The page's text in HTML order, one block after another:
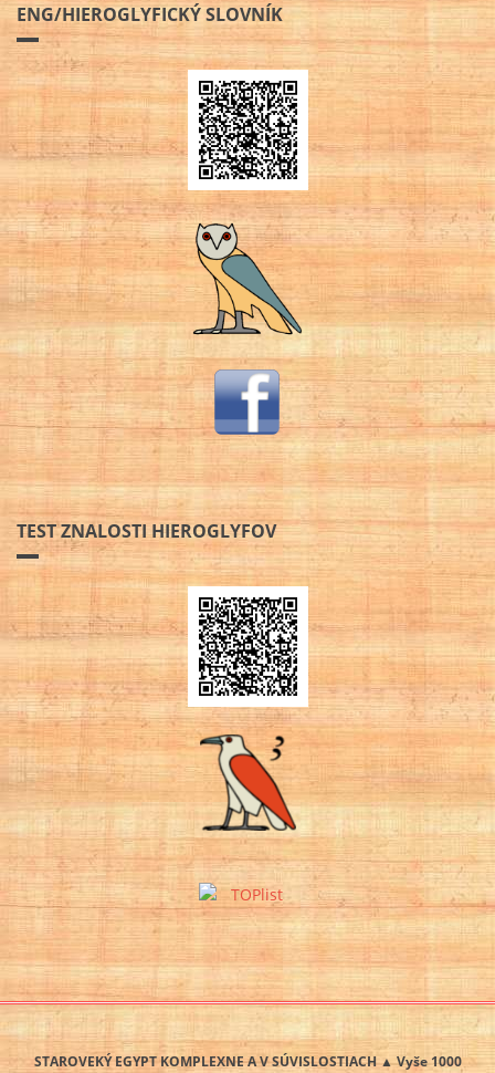
ENG/HIEROGLYFICKÝ SLOVNÍK
TEST ZNALOSTI HIEROGLYFOV
STAROVEKÝ EGYPT KOMPLEXNE A V SÚVISLOSTIACH ▲ Vyše 1000